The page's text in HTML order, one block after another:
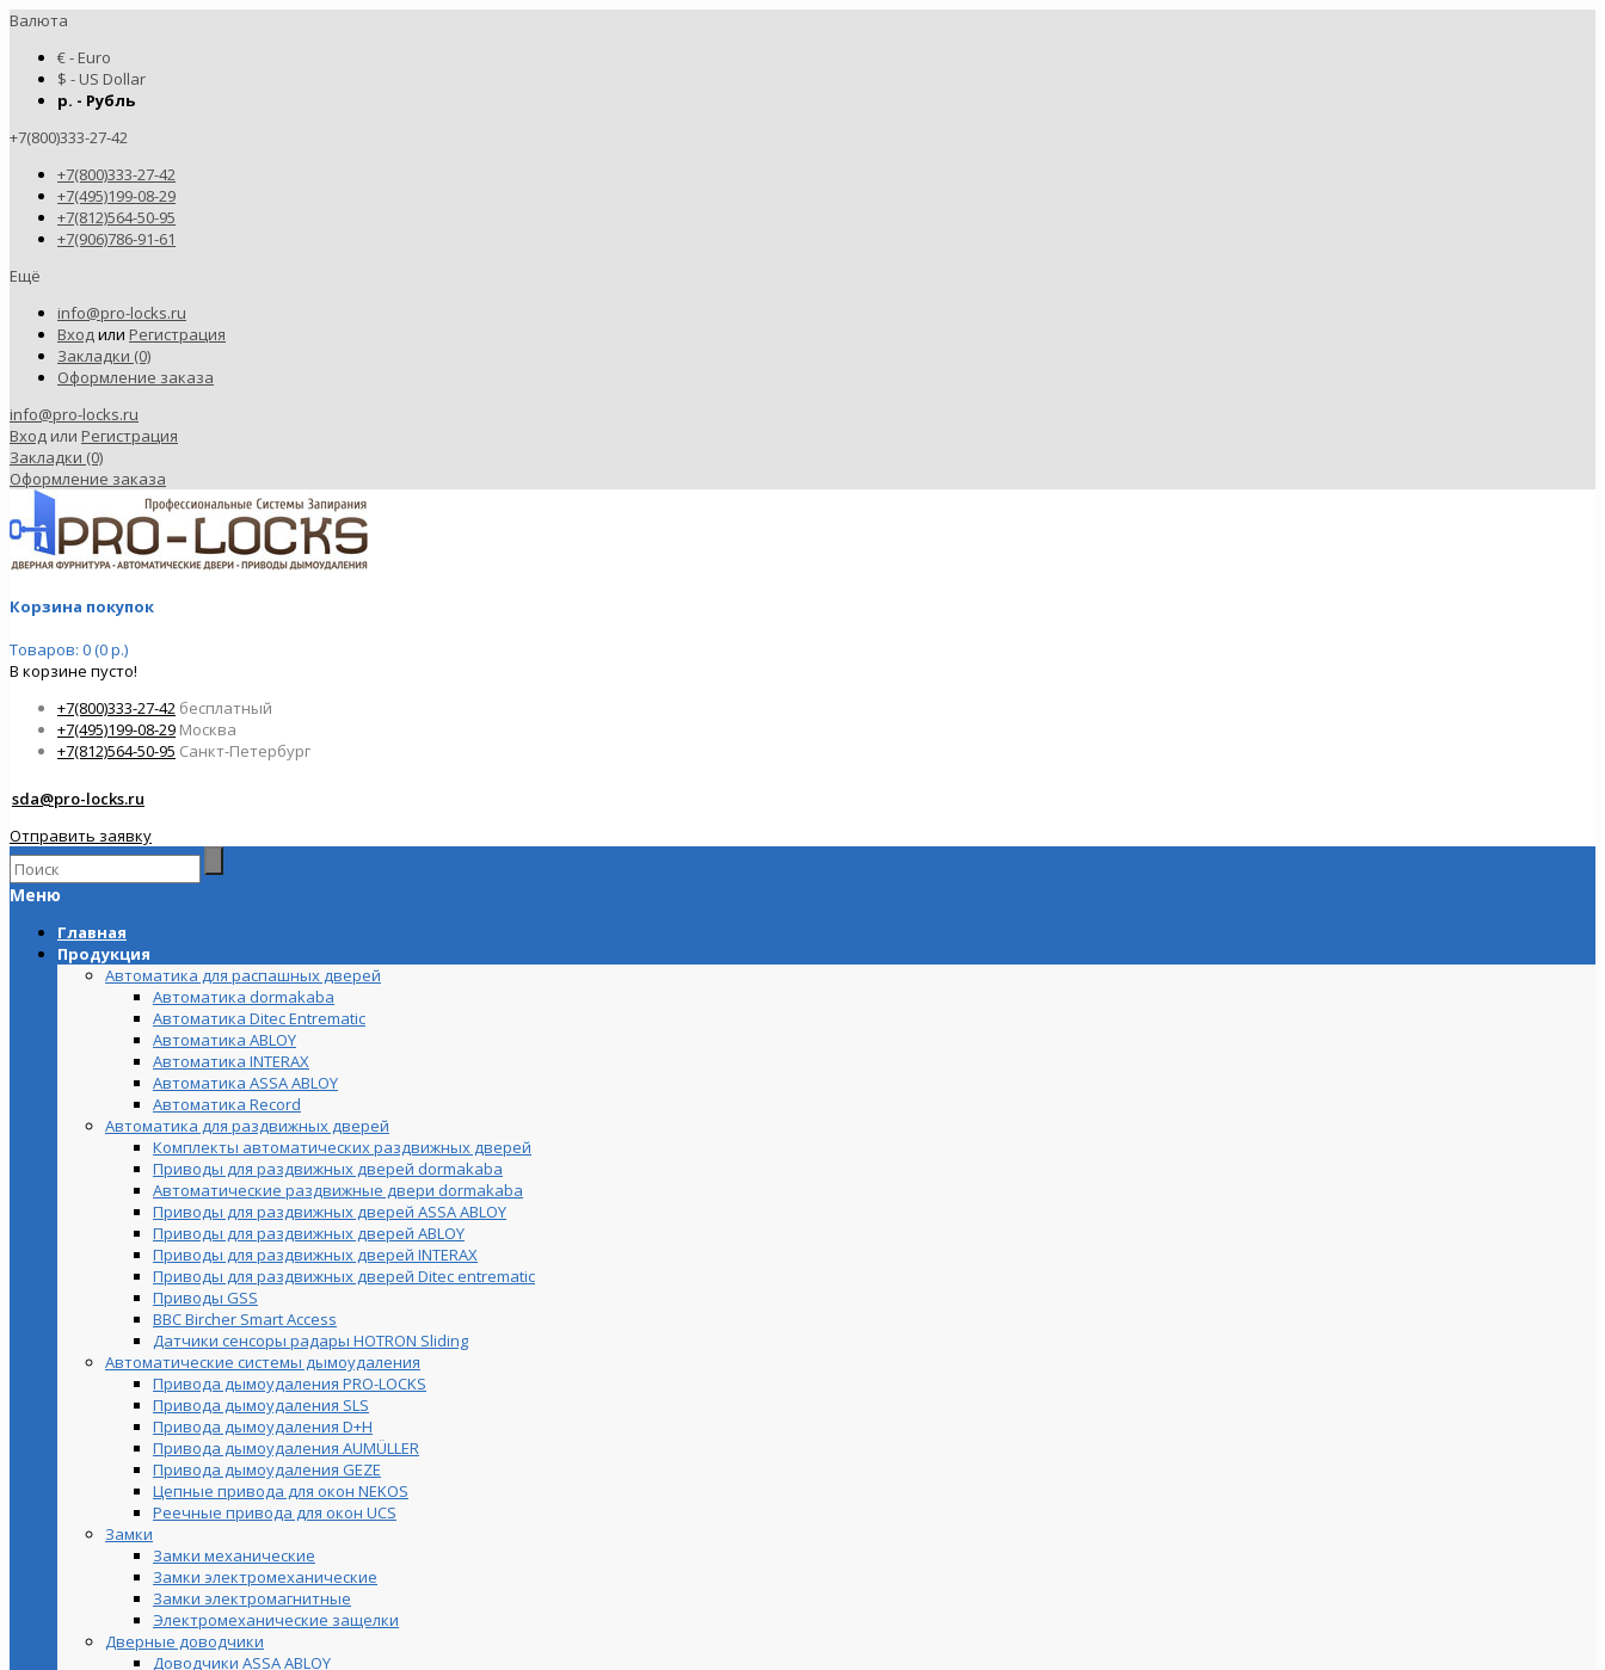
Валюта
€ - Euro
$ - US Dollar
р. - Рубль
+7(800)333-27-42
+7(800)333-27-42
+7(495)199-08-29
+7(812)564-50-95
+7(906)786-91-61
Ещё
info@pro-locks.ru
Входили Регистрация
Закладки (0)
Оформление заказа
info@pro-locks.ru
Вход или Регистрация
Закладки (0)
Оформление заказа
Корзина покупок
Товаров: 0 (0 р.)
В корзине пусто!
+7(800)333-27-42 бесплатный
+7(495)199-08-29 Москва
+7(812)564-50-95 Санкт-Петербург
sda@pro-locks.ru
Отправить заявку
Меню
Главная
Продукция
Автоматика для распашных дверей
Автоматика dormakaba
Автоматика Ditec Entrematic
Автоматика ABLOY
Автоматика INTERAX
Автоматика ASSA ABLOY
Автоматика Record
Автоматика для раздвижных дверей
Комплекты автоматических раздвижных дверей
Приводы для раздвижных дверей dormakaba
Автоматические раздвижные двери dormakaba
Приводы для раздвижных дверей ASSA ABLOY
Приводы для раздвижных дверей ABLOY
Приводы для раздвижных дверей INTERAX
Приводы для раздвижных дверей Ditec entrematic
Приводы GSS
BBC Bircher Smart Access
Датчики сенсоры радары HOTRON Sliding
Автоматические системы дымоудаления
Привода дымоудаления PRO-LOCKS
Привода дымоудаления SLS
Привода дымоудаления D+H
Привода дымоудаления AUMÜLLER
Привода дымоудаления GEZE
Цепные привода для окон NEKOS
Реечные привода для окон UСS
Замки
Замки механические
Замки электромеханические
Замки электромагнитные
Электромеханические защелки
Дверные доводчики
Доводчики ASSA ABLOY